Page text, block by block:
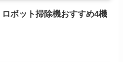
ロボット掃除機おすすめ4機